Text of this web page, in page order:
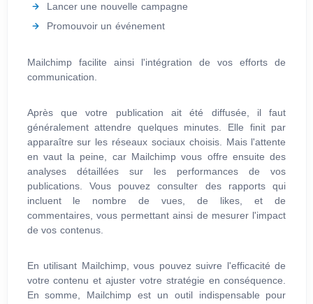
Lancer une nouvelle campagne
Promouvoir un événement
Mailchimp facilite ainsi l'intégration de vos efforts de
communication.
Après que votre publication ait été diffusée, il faut
généralement attendre quelques minutes. Elle finit par
apparaître sur les réseaux sociaux choisis. Mais l'attente
en vaut la peine, car Mailchimp vous offre ensuite des
analyses détaillées sur les performances de vos
publications. Vous pouvez consulter des rapports qui
incluent le nombre de vues, de likes, et de
commentaires, vous permettant ainsi de mesurer l'impact
de vos contenus.
En utilisant Mailchimp, vous pouvez suivre l'efficacité de
votre contenu et ajuster votre stratégie en conséquence.
En somme, Mailchimp est un outil indispensable pour